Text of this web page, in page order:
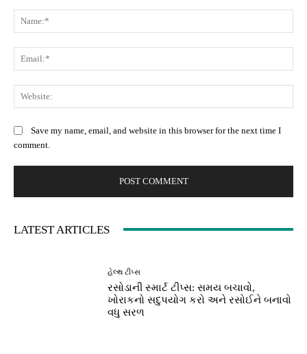
Save my name, email, and website in this browser for the next time I
comment.
LATEST ARTICLES
હેલ્થ ટીપ્સ
રસોડાની સ્માર્ટ ટીપ્સ: સમય બચાવો,
ખોરાકનો સદુપયોગ કરો અને રસોઈને બનાવો
વધુ સરળ